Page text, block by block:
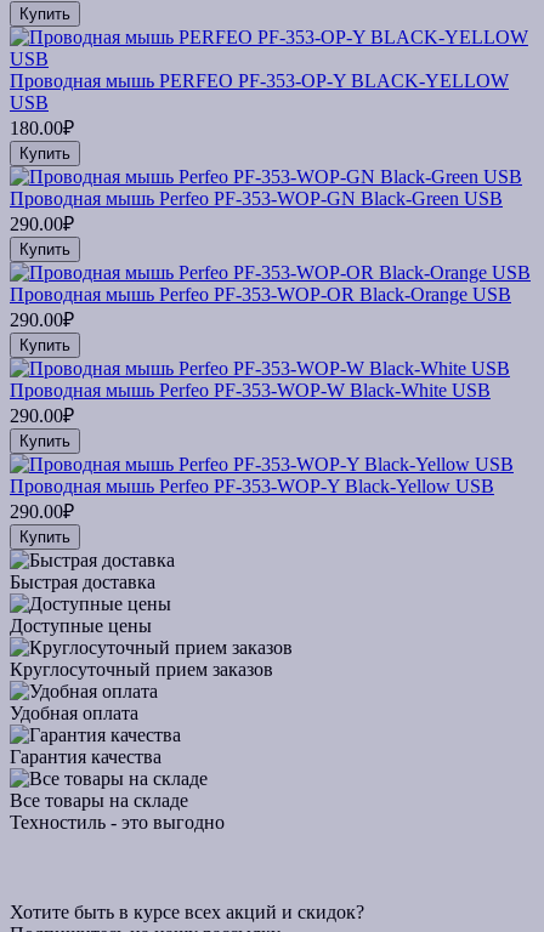
Купить
Проводная мышь PERFEO PF-353-OP-Y BLACK-YELLOW
USB
180.00₽
Купить
Проводная мышь Perfeo PF-353-WOP-GN Black-Green USB
290.00₽
Купить
Проводная мышь Perfeo PF-353-WOP-OR Black-Orange USB
290.00₽
Купить
Проводная мышь Perfeo PF-353-WOP-W Black-White USB
290.00₽
Купить
Проводная мышь Perfeo PF-353-WOP-Y Black-Yellow USB
290.00₽
Купить
Быстрая доставка
Доступные цены
Круглосуточный прием заказов
Удобная оплата
Гарантия качества
Все товары на складе
Техностиль - это выгодно
Хотите быть в курсе всех акций и скидок?